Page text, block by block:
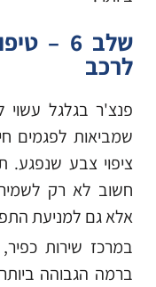
שלב 6
לרכב
פנצ'ר בגלגל עשוי
שמביאות לפגמים
ציפוי צבע שנפגע.
חשוב לא רק
אלא גם למניעת
במרכז שירות
ברמה הגבוהה